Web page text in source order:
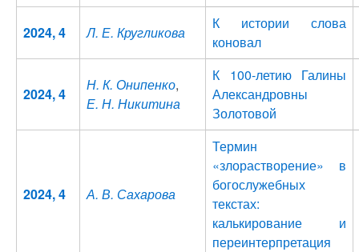
2024, 4 Л. Е. Кругликова
К истории слова
коновал
2024, 4
Н. К. Онипенко,
Е. Н. Никитина
К 100-летию Галины
Александровны
Золотовой
2024, 4 А. В. Сахарова
Термин
«злорастворение» в
богослужебных
текстах:
калькирование и
переинтерпретация